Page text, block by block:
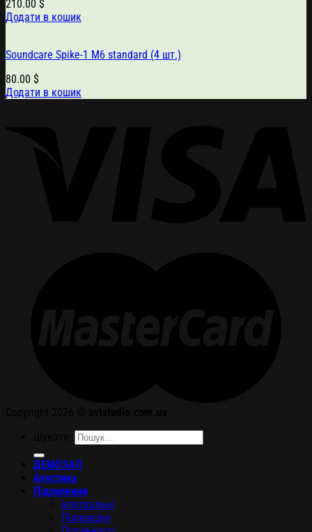
210.00 $
Додати в кошик
Soundcare Spike-1 M6 standard (4 шт.)
80.00 $
Додати в кошик
ДЕМОЗАЛ
Акустика
Підсилення
Інтегральні
Попередні